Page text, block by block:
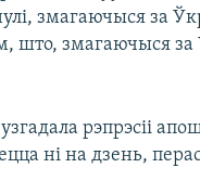
змагаючыся за
што, змагаючыся за
рэпрэсіі
ні на дзень,